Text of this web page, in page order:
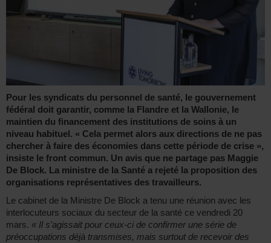
Pour les syndicats du personnel de santé, le gouvernement
fédéral doit garantir, comme la Flandre et la Wallonie, le
maintien du financement des institutions de soins à un
niveau habituel. « Cela permet alors aux directions de ne pas
chercher à faire des économies dans cette période de crise »,
insiste le front commun. Un avis que ne partage pas Maggie
De Block. La ministre de la Santé a rejeté la proposition des
organisations représentatives des travailleurs.
Le cabinet de la Ministre De Block a tenu une réunion avec les
interlocuteurs sociaux du secteur de la santé ce vendredi 20
mars. « Il s’agissait pour ceux-ci de confirmer une série de
préoccupations déjà transmises, mais surtout de recevoir des